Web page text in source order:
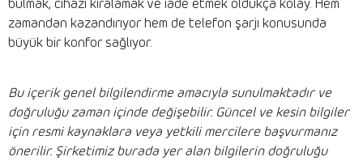
bulmak, cihazı kiralamak ve iade etmek oldukça kolay. Hem
zamandan kazandırıyor hem de telefon şarjı konusunda
büyük bir konfor sağlıyor.
Bu içerik genel bilgilendirme amacıyla sunulmaktadır ve
doğruluğu zaman içinde değişebilir. Güncel ve kesin bilgiler
için resmi kaynaklara veya yetkili mercilere başvurmanız
önerilir. Şirketimiz burada yer alan bilgilerin doğruluğu